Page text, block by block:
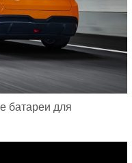
батареи для